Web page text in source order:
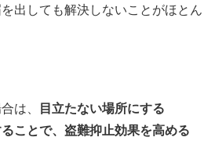
出しても解決しないことがほとん
は、 目立たない場所にする
ことで、盗難抑止効果を高める